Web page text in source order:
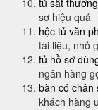
tủ sắt
sơ hiệu quả
hộc tủ văn
tài liệu, nhỏ
tủ hồ sơ
ngân hàng
bàn có chân
khách hàng